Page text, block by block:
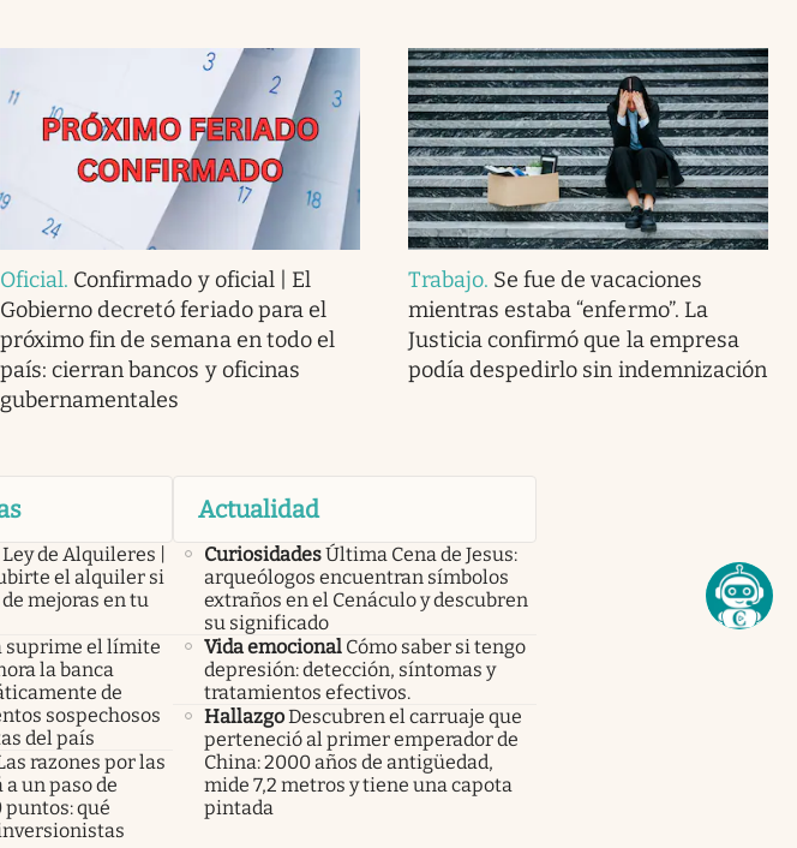
Oficial. Confirmado y oficial | El
Gobierno decretó feriado para el
próximo fin de semana en todo el
país: cierran bancos y oficinas
gubernamentales
Trabajo. Se fue de vacaciones
mientras estaba “enfermo”. La
Justicia confirmó que la empresa
podía despedirlo sin indemnización
de Alquileres |
el alquiler si
mejoras en tu
suprime el límite
la banca
de
sospechosos
del país
razones por las
a un paso de
qué
Actualidad
CuriosidadesÚltima Cena de Jesus:
arqueólogos encuentran símbolos
extraños en el Cenáculo y descubren
su significado
Vida emocional Cómo saber si tengo
depresión: detección, síntomas y
tratamientos efectivos.
HallazgoDescubren el carruaje que
perteneció al primer emperador de
China: 2000 años de antigüedad,
mide 7,2 metros y tiene una capota
pintada